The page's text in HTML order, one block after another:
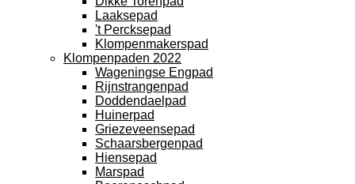
Laaksepad
't Percksepad
Klompenmakerspad
Klompenpaden 2022
Wageningse Engpad
Rijnstrangenpad
Doddendaelpad
Huinerpad
Griezeveensepad
Schaarsbergenpad
Hiensepad
Marspad